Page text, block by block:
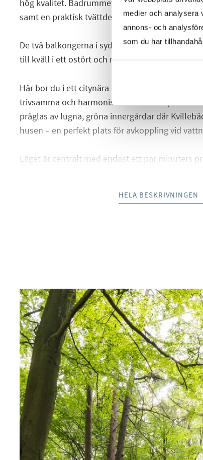
medier och analysera
annons- och
som du har
hög kvalitet. Badrummet är helkaklat och
samt en praktisk tvättdel.
De två balkongerna i sydvästläge ger dig
till kväll i ett ostört och rofyllt läge.
Här bor du i ett citynära område där stor omsorg
trivsamma och harmoniska bostadsmiljöer med
präglas av lugna, gröna innergårdar där
husen – en perfekt plats för avkoppling vid
Läget är centralt med endast ett par minuters
stadskärnan – eller väljer cykeln för en smidig
HELA BESKRIVNINGEN